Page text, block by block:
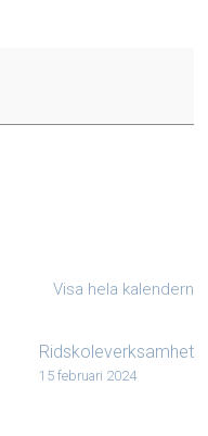
Visa hela kalendern
Ridskoleverksamhet
15 februari 2024